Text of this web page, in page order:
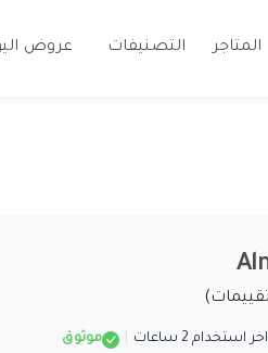
المتاجر التصنيفات عروض
اخر استخدام 2 ساعات موثوق